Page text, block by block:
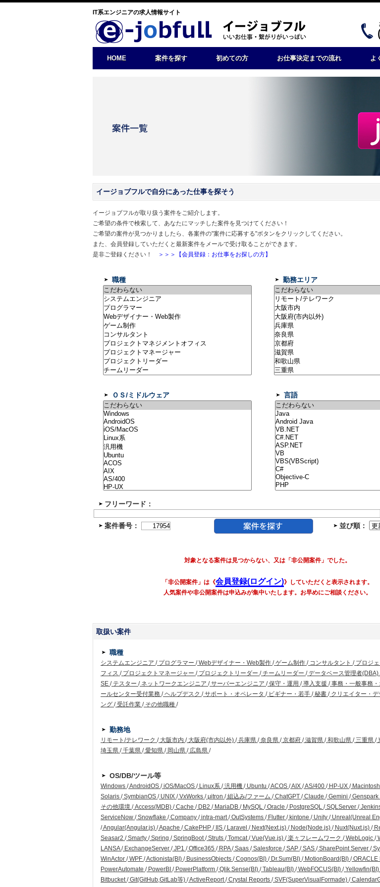
IT系エンジニアの求人情報サイト
HOME 案件を探す 初めての方 お仕事決定までの流れ よ
イージョブフルで自分にあった仕事を探そう
イージョブフルが取り扱う案件をご紹介します。
ご希望の条件で検索して、あなたにマッチした案件を見つけてください！
ご希望の案件が見つかりましたら、各案件の"案件に応募する"ボタンをクリックしてください。
また、会員登録していただくと最新案件をメールで受け取ることができます。
是非ご登録ください！
＞＞＞【会員登録：お仕事をお探しの方】
職種 勤務エリア
ＯＳ/ミドルウェア 言語
フリーワード：
案件番号： 並び順：
対象となる案件は見つからない、又は「非公開案件」でした。
「非公開案件」は《会員登録(ログイン)》していただくと表示されます。
人気案件や非公開案件は申込みが集中いたします。お早めにご相談ください。
取扱い案件
職種
システムエンジニア /プログラマー /Webデザイナー・Web製作 /ゲーム制作 /コンサルタント /プロジェ
フィス /プロジェクトマネージャー /プロジェクトリーダー /チームリーダー /データベース管理者(DBA)
SE /テスター /ネットワークエンジニア /サーバーエンジニア /保守・運用 /導入支援 /事務・一般事務・
ールセンター受付業務 /ヘルプデスク /サポート・オペレータ /ビギナー・若手 /秘書 /クリエイター・デ
ング /受託作業 /その他職種 /
勤務地
リモート/テレワーク /大阪市内 /大阪府(市内以外) /兵庫県 /奈良県 /京都府 /滋賀県 /和歌山県 /三重県 /
埼玉県 /千葉県 /愛知県 /岡山県 /広島県 /
OS/DB/ツール等
Windows /AndroidOS /iOS/MacOS /Linux系 /汎用機 /Ubuntu /ACOS /AIX /AS/400 /HP-UX /Macintosh
Solaris /SymbianOS /UNIX /VxWorks /μitron /組込み/ファーム /ChatGPT /Claude /Gemini /Genspark
その他環境 /Access(MDB) /Cache /DB2 /MariaDB /MySQL /Oracle /PostgreSQL /SQLServer /
ServiceNow /Snowflake /Company /intra-mart/OutSystems /Flutter /kintone /Unity /Unreal(Unreal
/Angular(Angular.js) /Apache /CakePHP /IIS /Laravel /Next(Next.js) /Node(Node.js) /Nuxt(Nuxt.js) /
Seasar2 /Smarty /Spring /SpringBoot/Struts /Tomcat/Vue(Vue.js) /楽々フレームワーク /WebLogic /
LANSA/ExchangeServer /JP1 /Office365 /RPA/Saas /Salesforce /SAP /SAS /SharePoint Server /
WinActor /WPF /Actionista(BI) /BusinessObjects /Cognos(BI) /Dr.Sum(BI) /MotionBoard(BI) /ORACLE
PowerAutomate /PowerBI /PowerPlatform /Qlik Sense(BI) /Tableau(BI) /WebFOCUS(BI) /Yellowfin(BI)
Bitbucket/Git(GitHub,GitLab等) /ActiveReport/Crystal Reports /SVF(SuperVisualFormade) /